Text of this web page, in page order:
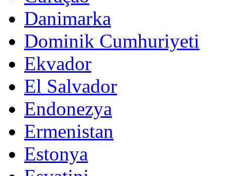
Danimarka
Dominik Cumhuriyeti
Ekvador
El Salvador
Endonezya
Ermenistan
Estonya